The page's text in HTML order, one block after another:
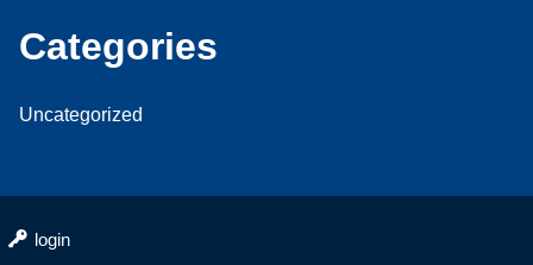
Categories
Uncategorized
login